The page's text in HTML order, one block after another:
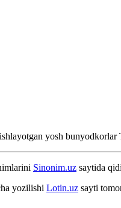
yosh
Sinonim.uz saytida
yozilishi Lotin.uz sayti